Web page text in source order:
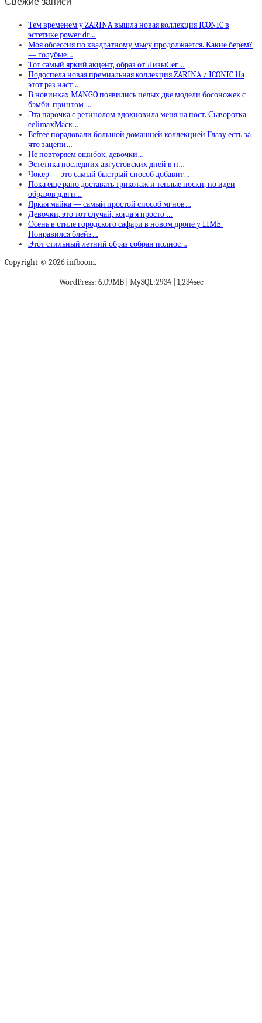
Тем временем у ZARINA вышла новая коллекция ICONIC в
эстетике power dr…
Моя обсессия по квадратному мысу продолжается. Какие берем?
— голубые…
Тот самый яркий акцент, образ от ЛизыСег…
Подоспела новая премиальная коллекция ZARINA / ICONIC На
этот раз наст…
В новинках MANGO появились целых две модели босоножек с
бэмби-принтом …
Эта парочка с ретинолом вдохновила меня на пост. Сыворотка
celimaxМаск…
Befree порадовали большой домашней коллекцией Глазу есть за
что зацепи…
Не повторяем ошибок, девочки…
Эстетика последних августовских дней в п…
Чокер — это самый быстрый способ добавит…
Пока еще рано доставать трикотаж и теплые носки, но идеи
образов для п…
Яркая майка — самый простой способ мгнов…
Девочки, это тот случай, когда я просто …
Осень в стиле городского сафари в новом дропе у LIME.
Понравился блейз…
Этот стильный летний образ собран полнос…
Copyright © 2026 infboom.
WordPress: 6.09MB | MySQL:2934 | 1,234sec